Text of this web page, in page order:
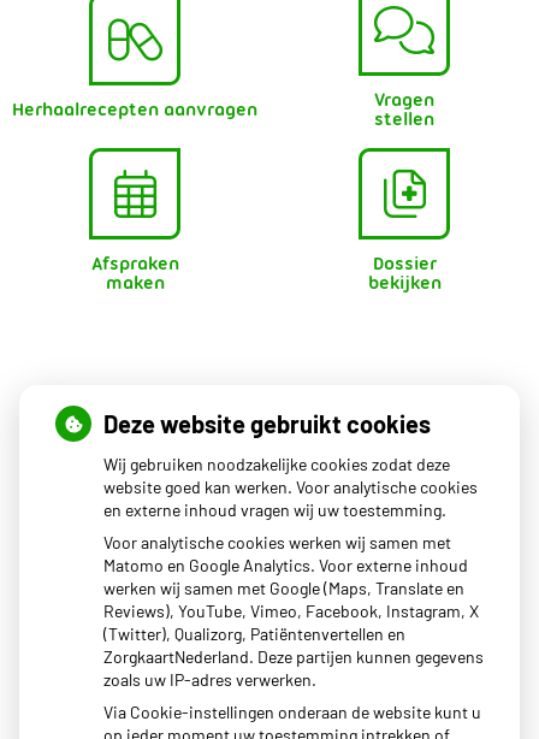
Herhaalrecepten aanvragen
Vragen
stellen
Afspraken
maken
Dossier
bekijken
Openingstijden
08.00 - 17.00
08.00 - 17.00
Woensdag 08.00 - 17.00
Donderdag08.00 - 17.00
08.00 - 17.00
Het uitgiftepunt Beekbergen (voor uw medicijnen) van
BENU apotheek Dokzuid is geopend van 14:00-17:00.
Deze website gebruikt cookies
Wij gebruiken noodzakelijke cookies zodat deze
website goed kan werken. Voor analytische cookies
en externe inhoud vragen wij uw toestemming.
Voor analytische cookies werken wij samen met
Matomo en Google Analytics. Voor externe inhoud
werken wij samen met Google (Maps, Translate en
Reviews), YouTube, Vimeo, Facebook, Instagram, X
(Twitter), Qualizorg, Patiëntenvertellen en
ZorgkaartNederland. Deze partijen kunnen gegevens
zoals uw IP-adres verwerken.
Via Cookie-instellingen onderaan de website kunt u
op ieder moment uw toestemming intrekken of